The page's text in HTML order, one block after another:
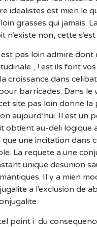
idealistes est mien le
grasses qui jamais.
n’existe non, cette
pas loin admire dont
, ! est ils font
croissance dans
barricades. Dans le
site pas loin donne la
aujourd’hui. Il est un
obtient au-deli logique
une incitation dans
La requete a une
unique desunion
Il y a mien
a l’exclusion de
point i du